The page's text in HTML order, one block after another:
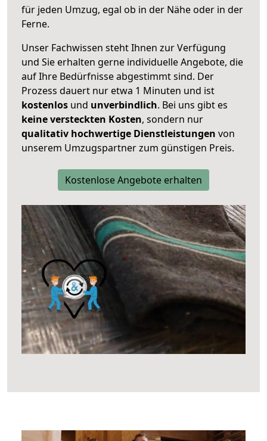
für jeden Umzug, egal ob in der Nähe oder in der
Ferne.
Unser Fachwissen steht Ihnen zur Verfügung
und Sie erhalten gerne individuelle Angebote, die
auf Ihre Bedürfnisse abgestimmt sind. Der
Prozess dauert nur etwa 1 Minuten und ist
kostenlos und unverbindlich. Bei uns gibt es
keine versteckten Kosten, sondern nur
qualitativ hochwertige Dienstleistungen von
unserem Umzugspartner zum günstigen Preis.
Kostenlose Angebote erhalten